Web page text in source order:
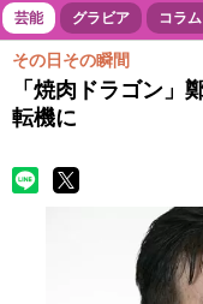
ボートレース 競輪
芸能 グラビア コラム
その日その瞬間
「焼肉ドラゴン」
転機に